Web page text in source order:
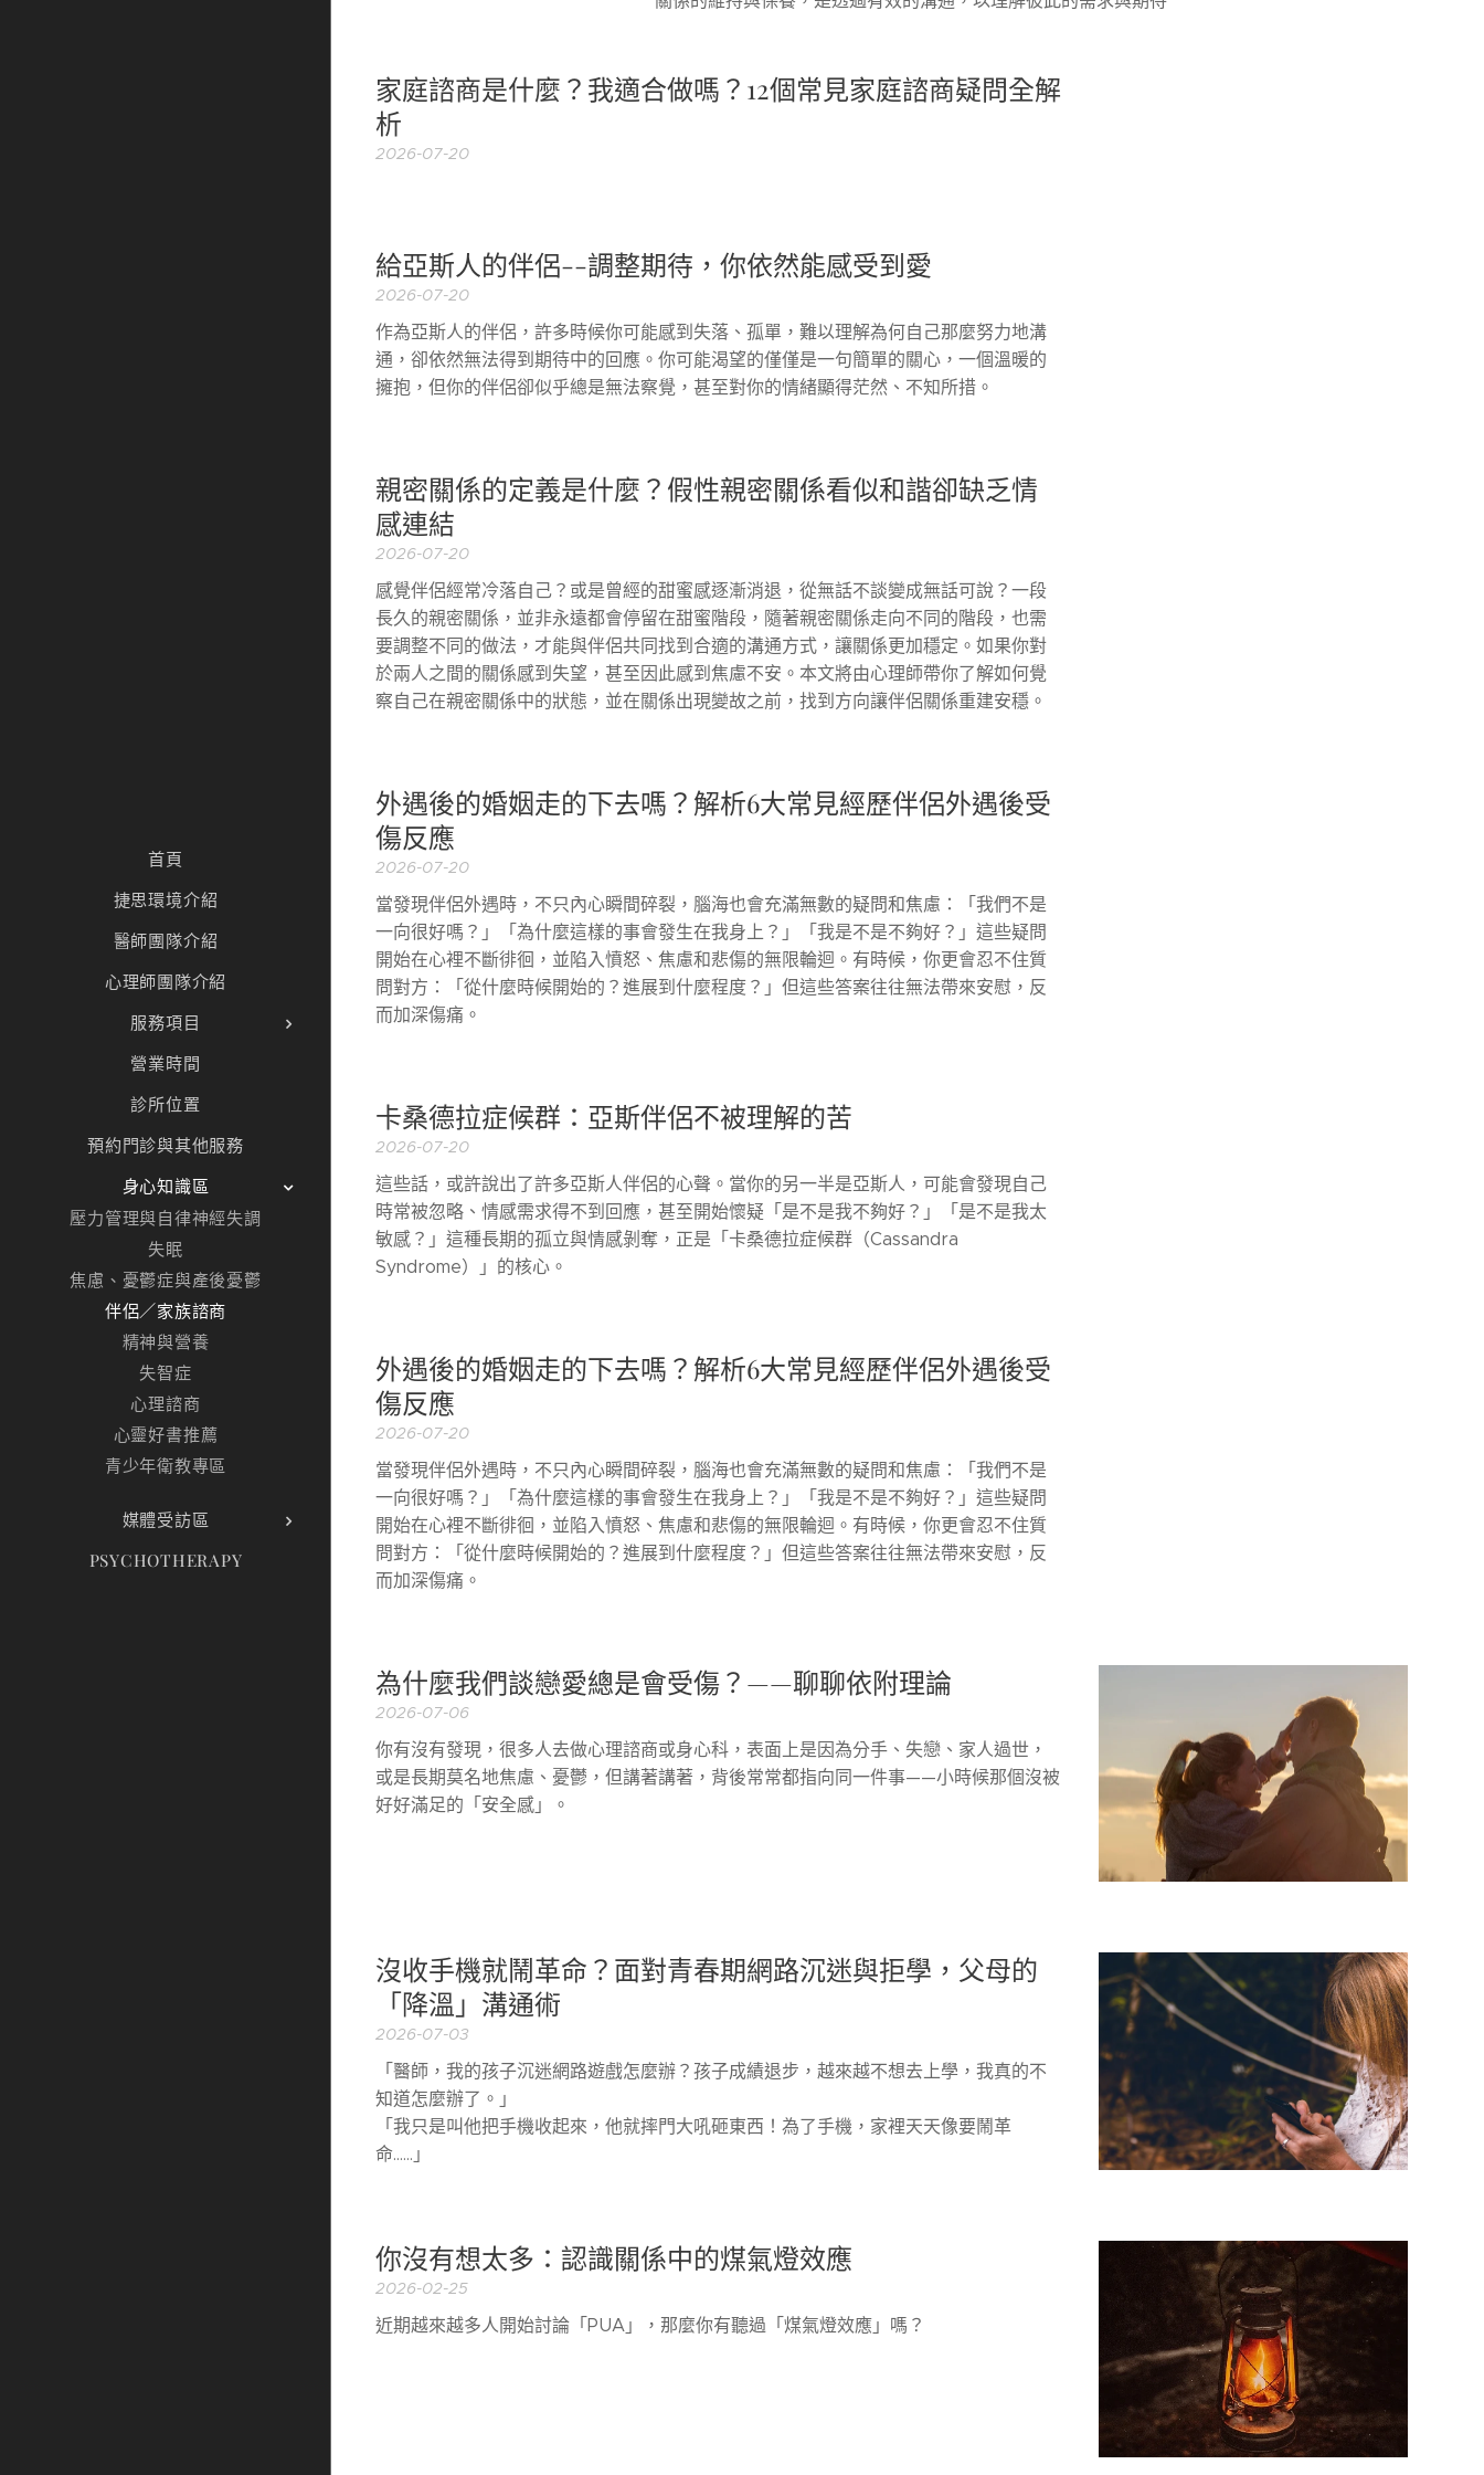
首頁
捷思環境介紹
醫師團隊介紹
心理師團隊介紹
服務項目
營業時間
診所位置
預約門診與其他服務
身心知識區
壓力管理與自律神經失調
失眠
焦慮、憂鬱症與產後憂鬱
伴侶／家族諮商
精神與營養
失智症
心理諮商
心靈好書推薦
青少年衛教專區
媒體受訪區
PSYCHOTHERAPY
家庭諮商是什麼？我適合做嗎？12個常見家庭諮商疑問全解
析
2026-07-20
給亞斯人的伴侶--調整期待，你依然能感受到愛
2026-07-20
作為亞斯人的伴侶，許多時候你可能感到失落、孤單，難以理解為何自己那麼努力地溝
通，卻依然無法得到期待中的回應。你可能渴望的僅僅是一句簡單的關心，一個溫暖的
擁抱，但你的伴侶卻似乎總是無法察覺，甚至對你的情緒顯得茫然、不知所措。
親密關係的定義是什麼？假性親密關係看似和諧卻缺乏情
感連結
2026-07-20
感覺伴侶經常冷落自己？或是曾經的甜蜜感逐漸消退，從無話不談變成無話可說？一段
長久的親密關係，並非永遠都會停留在甜蜜階段，隨著親密關係走向不同的階段，也需
要調整不同的做法，才能與伴侶共同找到合適的溝通方式，讓關係更加穩定。如果你對
於兩人之間的關係感到失望，甚至因此感到焦慮不安。本文將由心理師帶你了解如何覺
察自己在親密關係中的狀態，並在關係出現變故之前，找到方向讓伴侶關係重建安穩。
外遇後的婚姻走的下去嗎？解析6大常見經歷伴侶外遇後受
傷反應
2026-07-20
當發現伴侶外遇時，不只內心瞬間碎裂，腦海也會充滿無數的疑問和焦慮：「我們不是
一向很好嗎？」「為什麼這樣的事會發生在我身上？」「我是不是不夠好？」這些疑問
開始在心裡不斷徘徊，並陷入憤怒、焦慮和悲傷的無限輪迴。有時候，你更會忍不住質
問對方：「從什麼時候開始的？進展到什麼程度？」但這些答案往往無法帶來安慰，反
而加深傷痛。
卡桑德拉症候群：亞斯伴侶不被理解的苦
2026-07-20
這些話，或許說出了許多亞斯人伴侶的心聲。當你的另一半是亞斯人，可能會發現自己
時常被忽略、情感需求得不到回應，甚至開始懷疑「是不是我不夠好？」「是不是我太
敏感？」這種長期的孤立與情感剝奪，正是「卡桑德拉症候群（Cassandra
Syndrome）」的核心。
外遇後的婚姻走的下去嗎？解析6大常見經歷伴侶外遇後受
傷反應
2026-07-20
當發現伴侶外遇時，不只內心瞬間碎裂，腦海也會充滿無數的疑問和焦慮：「我們不是
一向很好嗎？」「為什麼這樣的事會發生在我身上？」「我是不是不夠好？」這些疑問
開始在心裡不斷徘徊，並陷入憤怒、焦慮和悲傷的無限輪迴。有時候，你更會忍不住質
問對方：「從什麼時候開始的？進展到什麼程度？」但這些答案往往無法帶來安慰，反
而加深傷痛。
為什麼我們談戀愛總是會受傷？——聊聊依附理論
2026-07-06
你有沒有發現，很多人去做心理諮商或身心科，表面上是因為分手、失戀、家人過世，
或是長期莫名地焦慮、憂鬱，但講著講著，背後常常都指向同一件事——小時候那個沒被
好好滿足的「安全感」。
沒收手機就鬧革命？面對青春期網路沉迷與拒學，父母的
「降溫」溝通術
2026-07-03
「醫師，我的孩子沉迷網路遊戲怎麼辦？孩子成績退步，越來越不想去上學，我真的不
知道怎麼辦了。」
「我只是叫他把手機收起來，他就摔門大吼砸東西！為了手機，家裡天天像要鬧革
命……」
你沒有想太多：認識關係中的煤氣燈效應
2026-02-25
近期越來越多人開始討論「PUA」，那麼你有聽過「煤氣燈效應」嗎？